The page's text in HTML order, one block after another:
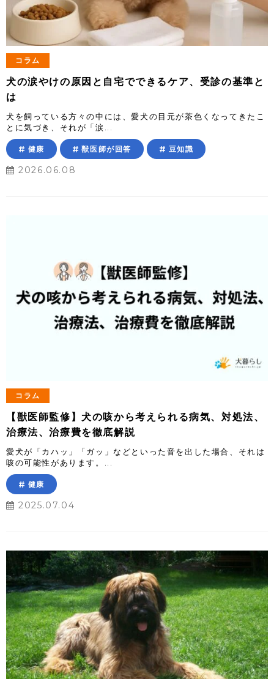
コラム
犬の涙やけの原因と自宅でできるケア、受診の基準と
は
犬を飼っている方々の中には、愛犬の目元が茶色くなってきたこ
とに気づき、それが「涙...
健康 獣医師が回答 豆知識
2026.06.08
コラム
【獣医師監修】犬の咳から考えられる病気、対処法、
治療法、治療費を徹底解説
愛犬が「カハッ」「ガッ」などといった音を出した場合、それは
咳の可能性があります。...
健康
2025.07.04